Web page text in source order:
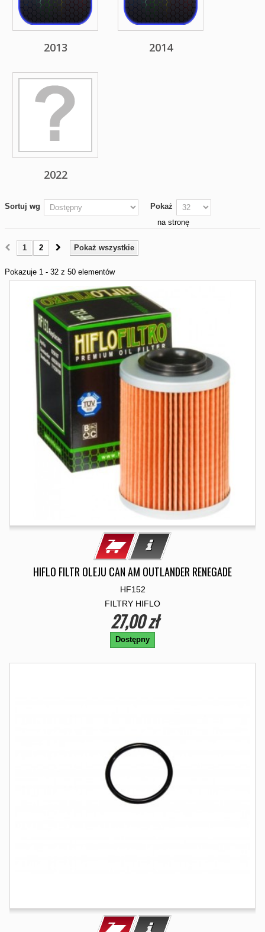
2013 2014
2022
Sortuj wg
Pokaż
na stronę
Pokaż wszystkie
1 2
Pokazuje 1 - 32 z 50 elementów
HIFLO FILTR OLEJU CAN AM OUTLANDER RENEGADE
HF152
FILTRY HIFLO
27,00 zł
Dostępny